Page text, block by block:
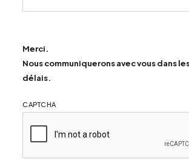
Merci.
Nous communiquerons avec vous dans
délais.
CAPTCHA